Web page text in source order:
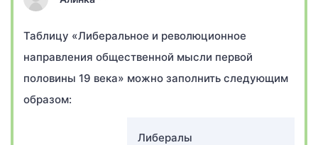
Таблицу «Либеральное и революционное
направления общественной мысли первой
половины 19 века» можно заполнить следующим
образом:
Либералы